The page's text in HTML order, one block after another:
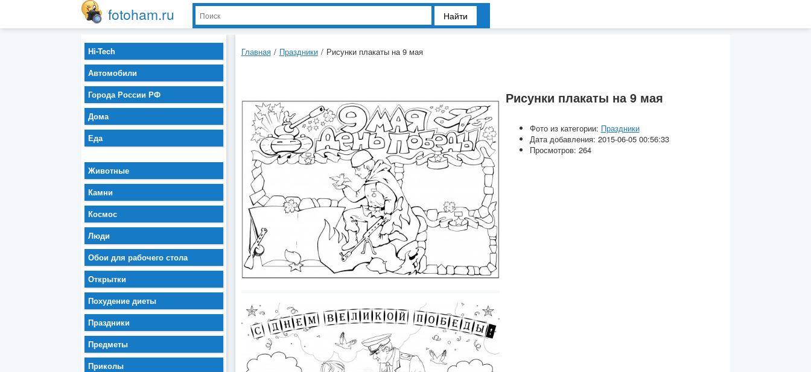
fotoham.ru Найти
Главная / Праздники / Рисунки плакаты на 9 мая
Рисунки плакаты на 9 мая
Фото из категории: Праздники
Дата добавления: 2015-06-05 00:56:33
Просмотров: 264
Hi-Tech
Автомобили
Города России РФ
Дома
Еда
Животные
Камни
Космос
Люди
Обои для рабочего стола
Открытки
Похудение диеты
Праздники
Предметы
Приколы